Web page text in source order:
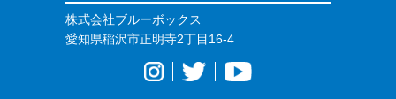
株式会社ブルーボックス
愛知県稲沢市正明寺2丁目16-4